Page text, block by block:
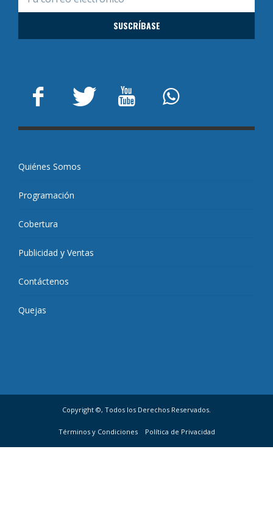
Quiénes Somos
Programación
Cobertura
Publicidad y Ventas
Contáctenos
Quejas
Copyright ©, Todos los Derechos Reservados.
Términos y Condiciones Política de Privacidad